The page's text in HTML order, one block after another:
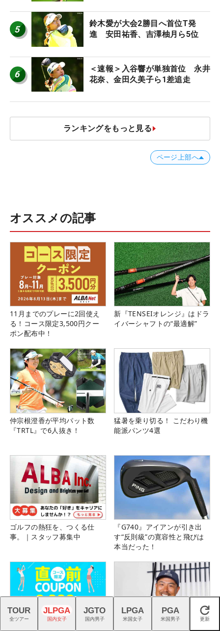
5
鈴木愛が大会2勝目へ首位T発
進 安田祐香、吉澤柚月ら5位
6
＜速報＞入谷響が単独首位 永井
花奈、金田久美子ら1差追走
ランキングをもっと見る
ページ上部へ
オススメの記事
11月までのプレーに2回使え
る！コース限定3,500円クー
ポン配布中！
新『TENSEIオレンジ』はドラ
イバーシャフトの“最適解”
仲宗根澄香が平均パット数
『TRTL』で6人抜き！
猛暑を乗り切る！ こだわり機
能派パンツ4選
ゴルフの熱狂を、つくる仕
事。｜スタッフ募集中
『G740』アイアンが引き出
す“反則級”の寛容性と飛びは
本当だった！
閉じる
TOUR
全ツアー
JLPGA
国内女子
JGTO
国内男子
LPGA
米国女子
PGA
米国男子 更新